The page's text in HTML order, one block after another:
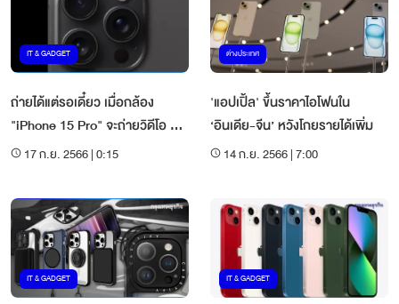
IT & GADGET
ถ่ายได้แต่รอเดี๋ยว เมื่อกล้อง
"iPhone 15 Pro" จะถ่ายวิดีโอ 3
มิติได้ตอนปลายปี
17 ก.ย. 2566 | 0:15
ต่างประเทศ
'แอปเปิ้ล' ขึ้นราคาไอโฟนใน
‘อินเดีย-จีน’ หวังโกยรายได้เพิ่ม
14 ก.ย. 2566 | 7:00
IT & GADGET IT & GADGET